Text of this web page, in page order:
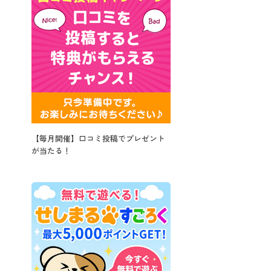
【毎月開催】口コミ投稿でプレゼント
が当たる！